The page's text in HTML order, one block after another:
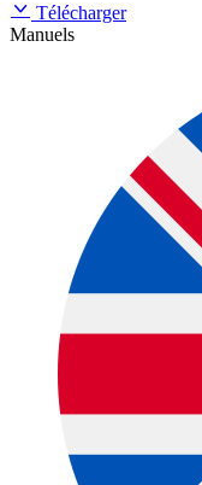
Télécharger
Manuels